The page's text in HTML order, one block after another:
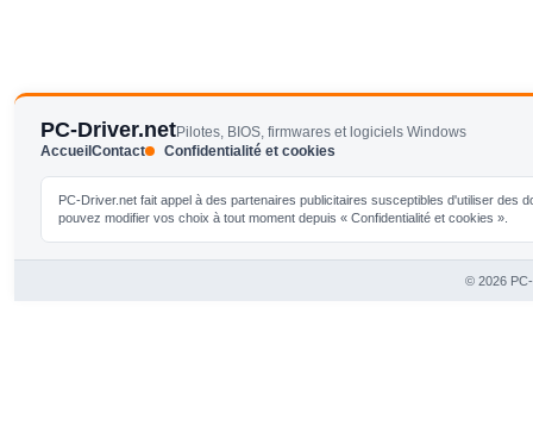
PC-Driver.netPilotes, BIOS, firmwares et logiciels Windows
AccueilContact Confidentialité et cookies
PC-Driver.net fait appel à des partenaires publicitaires susceptibles d'utiliser
pouvez modifier vos choix à tout moment depuis « Confidentialité et cookies ».
© 2026